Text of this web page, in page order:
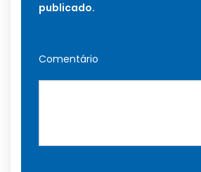
publicado.
Comentário